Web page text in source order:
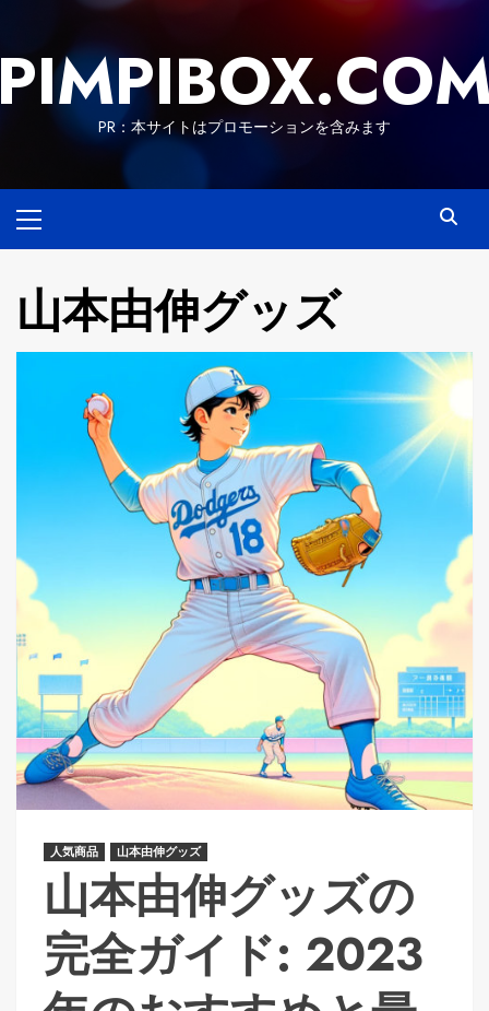
content
PR：本サイトはプロモーションを含みます
Menu
山本由伸グッズ
人気商品 山本由伸グッズ
山本由伸グッズの
完全ガイド: 2023